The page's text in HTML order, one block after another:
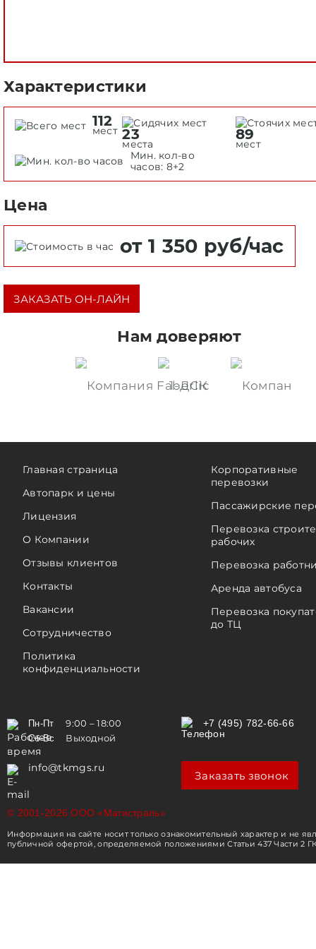
Характеристики
112
мест 23
места
89
мест
Мин. кол-во
часов: 8+2
Цена
от 1 350 руб/час
ЗАКАЗАТЬ ОН-ЛАЙН
Нам доверяют
Главная страница
Автопарк и цены
Лицензия
О Компании
Отзывы клиентов
Контакты
Вакансии
Сотрудничество
Политика
конфиденциальности
Корпоративные
перевозки
Пассажирские
Перевозка
рабочих
Перевозка
Аренда автобуса
Перевозка
до ТЦ
Пн-Пт 9:00 – 18:00
Сб-Вс Выходной
+7 (495) 782-66-66
info@tkmgs.ru
Заказать звонок
© 2001-2026 ООО «Магистраль»
Информация на сайте носит только ознакомительный характер и не
публичной офертой, определяемой положениями Статьи 437 Части 2